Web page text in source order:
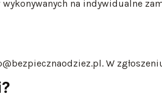
na indywidualne
W